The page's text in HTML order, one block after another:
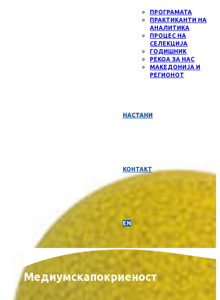
ПРОГРАМАТА
ПРАКТИКАНТИ НА
АНАЛИТИКА
ПРОЦЕС НА
СЕЛЕКЦИЈА
ГОДИШНИК
РЕКОА ЗА НАС
МАКЕДОНИЈА И
РЕГИОНОТ
НАСТАНИ
КОНТАКТ
EN
Медиумскапокриеност